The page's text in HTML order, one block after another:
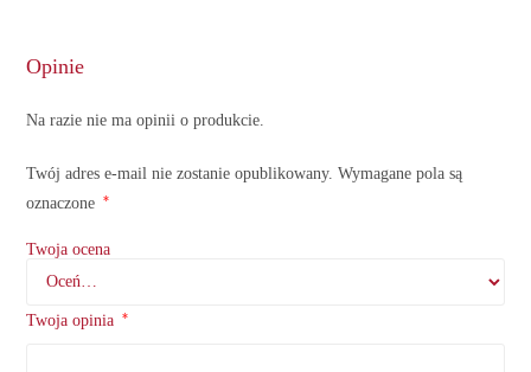
Opinie
Na razie nie ma opinii o produkcie.
Twój adres e-mail nie zostanie opublikowany. Wymagane pola są
oznaczone
*
Twoja ocena
Twoja opinia *